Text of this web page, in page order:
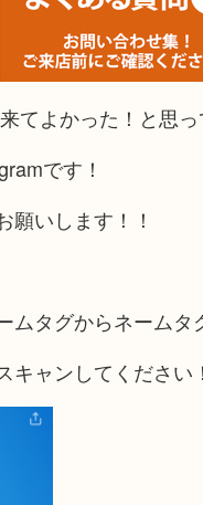
てよかった！と思
です！
願いします！！
ムタグからネームタ
キャンしてください！